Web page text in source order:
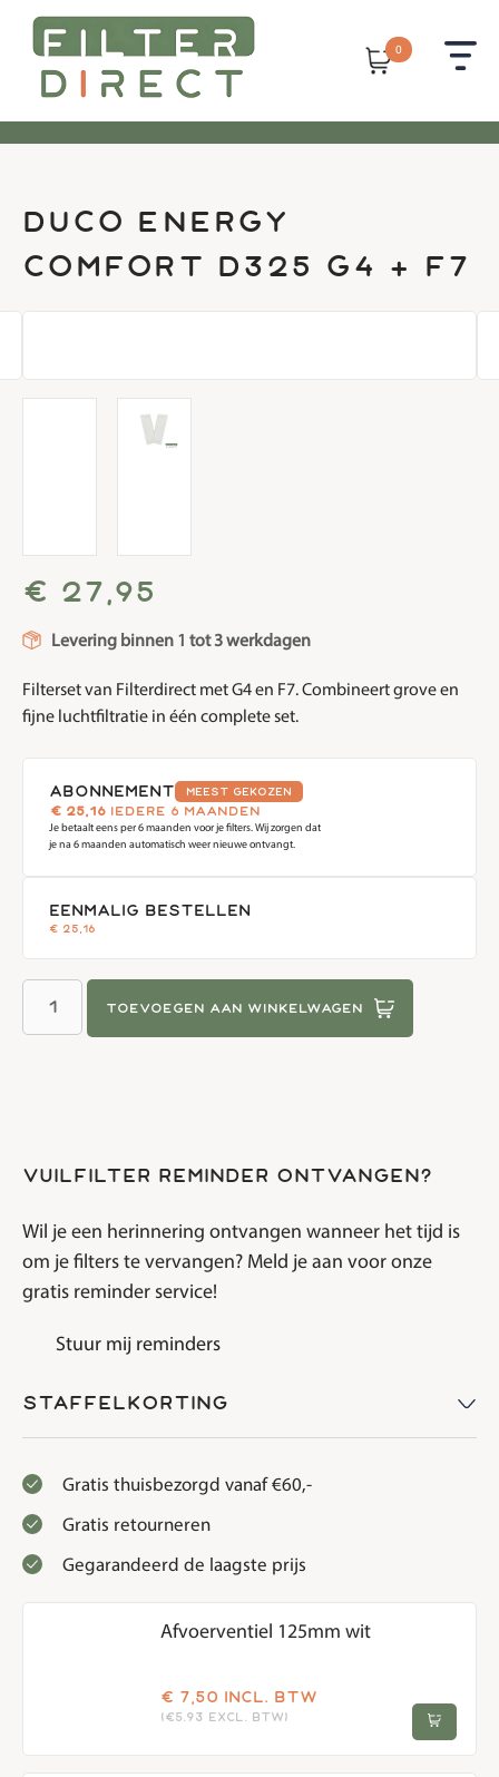
0
duco energy
comfort d325 g4 + f7
€ 27,95
Levering binnen 1 tot 3 werkdagen
Filterset van Filterdirect met G4 en F7. Combineert grove en
fijne luchtfiltratie in één complete set.
eenmalig bestellen
€25,16
abonnement Meest gekozen
€ 25,16 iedere 6 maanden
Je betaalt eens per 6 maanden voor je filters. Wij zorgen dat
je na 6 maanden automatisch weer nieuwe ontvangt.
toevoegen aan winkelwagen
vuilfilter reminder ontvangen?
Wil je een herinnering ontvangen wanneer het tijd is
om je filters te vervangen? Meld je aan voor onze
gratis reminder service!
Stuur mij reminders
Staffelkorting
Gratis thuisbezorgd vanaf €60,-
Gratis retourneren
Gegarandeerd de laagste prijs
Afvoerventiel 125mm wit
€ 7,50 incl. btw
(€5.93 excl. btw)